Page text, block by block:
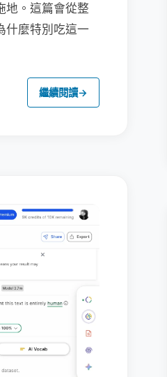
地。這篇會從整
什麼特別吃這一
繼續閱讀→